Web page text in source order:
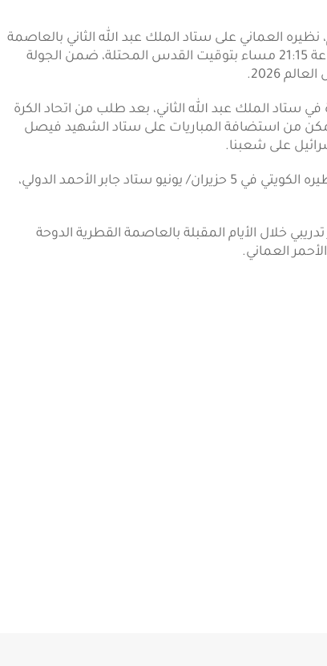
العماني على ستاد الملك عبد الله الثاني بالعاصمة
الأردنية عمّان، يوم 10 حزيران/ يونيو المقبل، عند الساعة 21:15 مساء بتوقيت القدس المحتلة، ضمن الجولة
2026.
في ستاد الملك عبد الله الثاني، بعد طلب من اتحاد الكرة
يتمكن من استضافة المباريات على ستاد الشهيد فيصل
على شعبنا.
ويعود "الفدائي" للمنافسات عندما يحل ضيفا على نظيره الكويتي في 5 حزيران/ يونيو ستاد جابر الأحمد الدولي،
خلال الأيام المقبلة بالعاصمة القطرية الدوحة
العماني.